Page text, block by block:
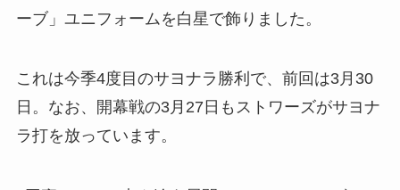
ーブ」ユニフォームを白星で飾りました。
これは今季4度目のサヨナラ勝利で、前回は3月30
日。なお、開幕戦の3月27日もストワーズがサヨナ
ラ打を放っています。